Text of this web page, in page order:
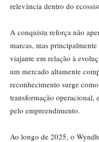
relevância dentro do
A conquista reforça não
marcas, mas
viajante em relação à
um mercado altamente
reconhecimento surge
transformação operacional,
pelo empreendimento.
Ao longo de 2025, o